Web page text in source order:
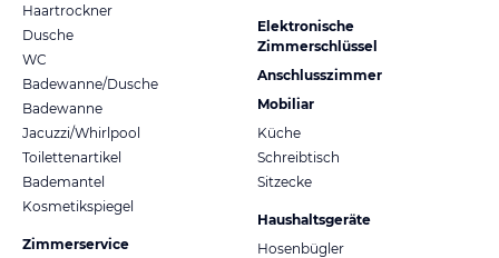
Haartrockner
Dusche
WC
Badewanne/Dusche
Badewanne
Jacuzzi/Whirlpool
Toilettenartikel
Bademantel
Kosmetikspiegel
Zimmerservice
Elektronische
Zimmerschlüssel
Anschlusszimmer
Mobiliar
Küche
Schreibtisch
Sitzecke
Haushaltsgeräte
Hosenbügler